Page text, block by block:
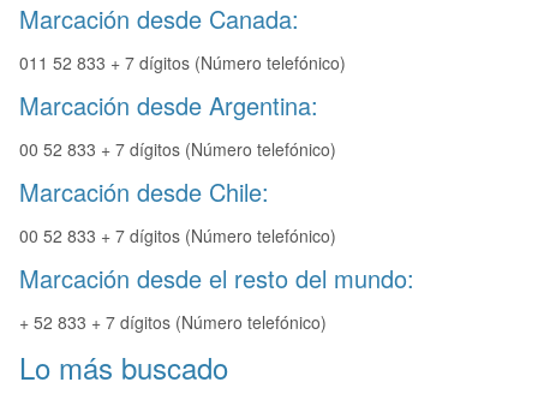
Marcación desde Canada:
011 52 833 + 7 dígitos (Número telefónico)
Marcación desde Argentina:
00 52 833 + 7 dígitos (Número telefónico)
Marcación desde Chile:
00 52 833 + 7 dígitos (Número telefónico)
Marcación desde el resto del mundo:
+ 52 833 + 7 dígitos (Número telefónico)
Lo más buscado